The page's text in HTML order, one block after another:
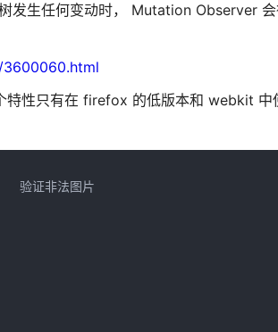
发生任何变动时， Mutation Observer
性只有在 firefox 的低版本和 webkit 中
验证非法图片